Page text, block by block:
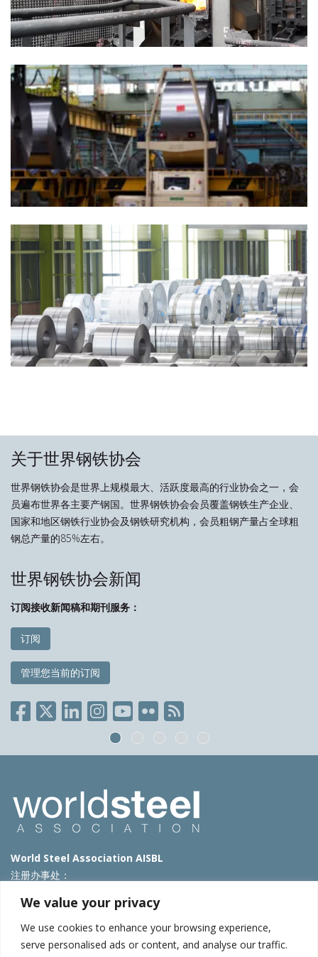
We value your privacy
We use cookies to enhance your browsing experience,
serve personalised ads or content, and analyse our traffic.
关于世界钢铁协会
世界钢铁协会是世界上规模最大、活跃度最高的行业协会之一，会
员遍布世界各主要产钢国。世界钢铁协会会员覆盖钢铁生产企业、
国家和地区钢铁行业协会及钢铁研究机构，会员粗钢产量占全球粗
钢总产量的85%左右。
世界钢铁协会新闻
订阅接收新闻稿和期刊服务：
订阅
管理您当前的订阅
World Steel Association AISBL
注册办事处：
T: +32 2 702 89 00 – E:steel@worldsteel.org